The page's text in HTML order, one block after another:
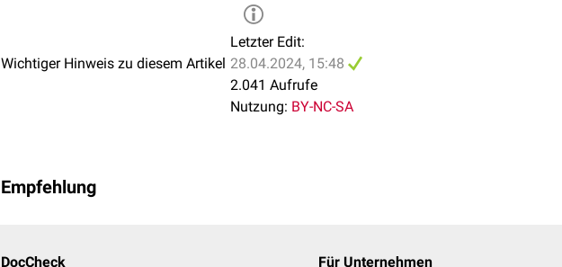
Wichtiger Hinweis zu diesem Artikel
Letzter Edit:
28.04.2024, 15:48
2.041 Aufrufe
Nutzung: BY-NC-SA
Empfehlung
DocCheck Für Unternehmen